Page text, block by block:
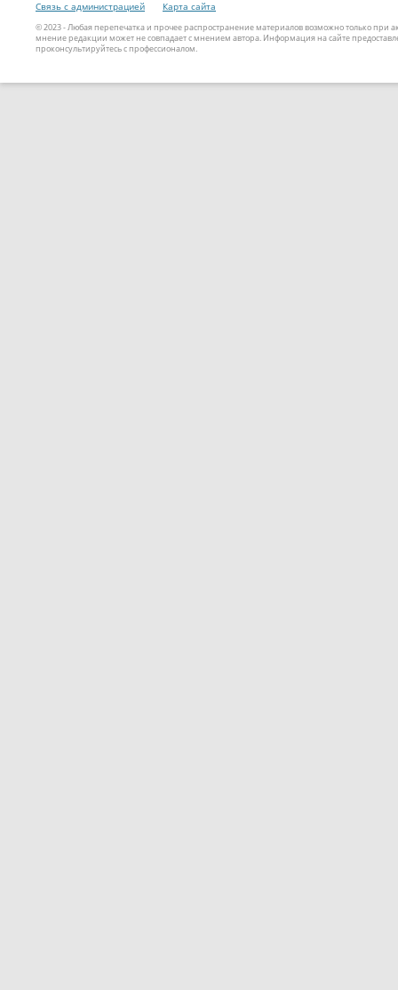
Связь с администрацией Карта сайта
© 2023 - Любая перепечатка и прочее распространение материалов возможно только
мнение редакции может не совпадает с мнением автора. Информация на сайте
проконсультируйтесь с профессионалом.